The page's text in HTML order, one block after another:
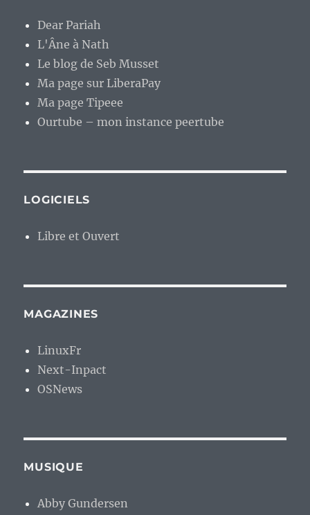
Dear Pariah
L'Âne à Nath
Le blog de Seb Musset
Ma page sur LiberaPay
Ma page Tipeee
Ourtube – mon instance peertube
LOGICIELS
Libre et Ouvert
MAGAZINES
LinuxFr
Next-Inpact
OSNews
MUSIQUE
Abby Gundersen